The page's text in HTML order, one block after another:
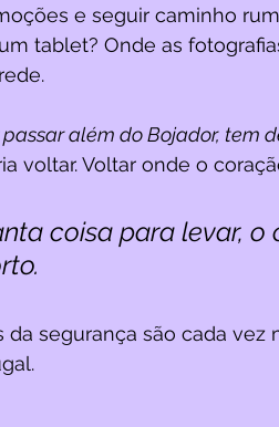
e seguir caminho
tablet? Onde as
além do Bojador, tem
voltar. Voltar onde o
coisa para levar,
da segurança são cada vez